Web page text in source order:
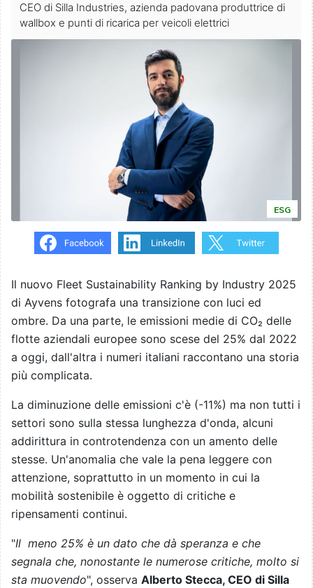
CEO di Silla Industries, azienda padovana produttrice di
wallbox e punti di ricarica per veicoli elettrici
ESG
Il nuovo Fleet Sustainability Ranking by Industry 2025
di Ayvens fotografa una transizione con luci ed
ombre. Da una parte, le emissioni medie di CO₂ delle
flotte aziendali europee sono scese del 25% dal 2022
a oggi, dall'altra i numeri italiani raccontano una storia
più complicata.
La diminuzione delle emissioni c'è (-11%) ma non tutti i
settori sono sulla stessa lunghezza d'onda, alcuni
addirittura in controtendenza con un amento delle
stesse. Un'anomalia che vale la pena leggere con
attenzione, soprattutto in un momento in cui la
mobilità sostenibile è oggetto di critiche e
ripensamenti continui.
"Il meno 25% è un dato che dà speranza e che
segnala che, nonostante le numerose critiche, molto si
sta muovendo", osserva Alberto Stecca, CEO di Silla